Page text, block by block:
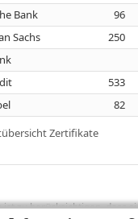
Bank
96
Sachs
250
533
82
Zertifikate
ist zu berücksichtigen, dass